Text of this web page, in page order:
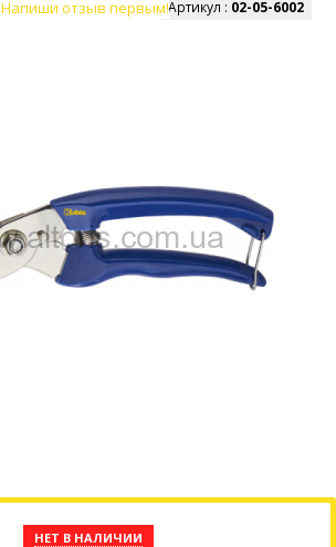
Напиши отзыв первым!Артикул : 02-05-6002
НЕТ В НАЛИЧИИ